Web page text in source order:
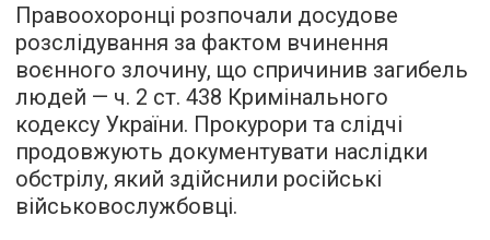
Правоохоронці розпочали досудове
розслідування за фактом вчинення
воєнного злочину, що спричинив загибель
людей — ч. 2 ст. 438 Кримінального
кодексу України. Прокурори та слідчі
продовжують документувати наслідки
обстрілу, який здійснили російські
військовослужбовці.